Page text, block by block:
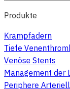
Produkte
Krampfadern
Tiefe
Venöse Stents
Management der
Periphere